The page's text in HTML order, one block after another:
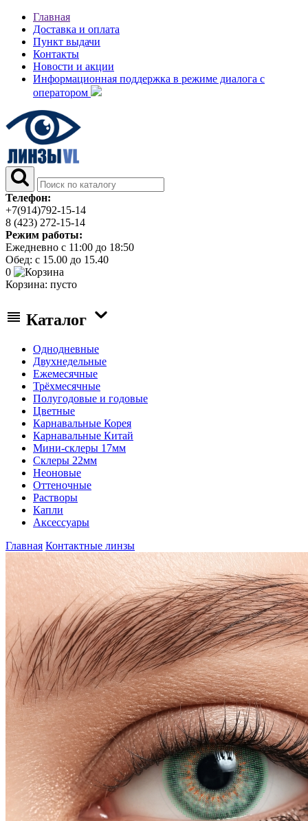
Главная
Доставка и оплата
Пункт выдачи
Контакты
Новости и акции
Информационная поддержка в режиме диалога с
оператором
Телефон:
+7(914)792-15-14
8 (423) 272-15-14
Режим работы:
Ежедневно с 11:00 до 18:50
Обед: с 15.00 до 15.40
0
Корзина: пусто
Каталог
Однодневные
Двухнедельные
Ежемесячные
Трёхмесячные
Полугодовые и годовые
Цветные
Карнавальные Корея
Карнавальные Китай
Мини-склеры 17мм
Склеры 22мм
Неоновые
Оттеночные
Растворы
Капли
Аксессуары
Главная Контактные линзы